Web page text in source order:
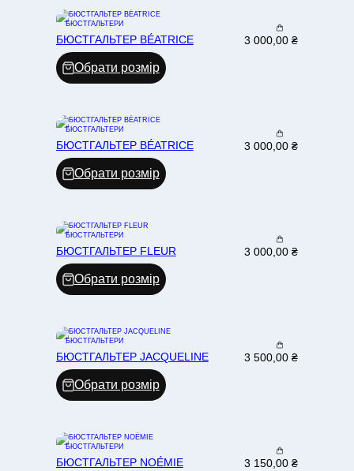
БЮСТГАЛЬТЕРИ
БЮСТГАЛЬТЕР BÉATRICE 3 000,00₴
Обрати розмір
БЮСТГАЛЬТЕРИ
БЮСТГАЛЬТЕР BÉATRICE 3 000,00₴
Обрати розмір
БЮСТГАЛЬТЕРИ
БЮСТГАЛЬТЕР FLEUR 3 000,00₴
Обрати розмір
БЮСТГАЛЬТЕРИ
БЮСТГАЛЬТЕР JACQUELINE 3 500,00₴
Обрати розмір
БЮСТГАЛЬТЕРИ
БЮСТГАЛЬТЕР NOÉMIE 3 150,00₴